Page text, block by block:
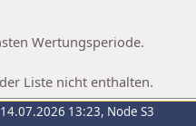
Wertungsperiode.
Liste nicht enthalten.
13:23, Node S3